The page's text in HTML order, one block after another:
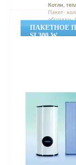
Котли,
Пакет-
обшивки-
ПАКЕТНОЕ
SL300 W